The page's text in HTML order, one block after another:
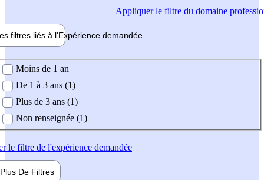
Appliquerle filtre du domaine
filtres liés à l'Expérience demandée
demandée
Moins de 1 an
De 1 à 3 ans (1)
Plus de 3 ans (1)
Non renseignée (1)
le filtre de l'expérience demandée
Plus De Filtres